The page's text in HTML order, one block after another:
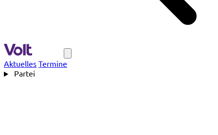
Navigation
Aktuelles Termine
Partei